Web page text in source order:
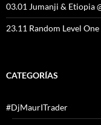
03.01 Jumanji & Etiopia
23.11 Random Level
CATEGORÍAS
#DjMaurITrader